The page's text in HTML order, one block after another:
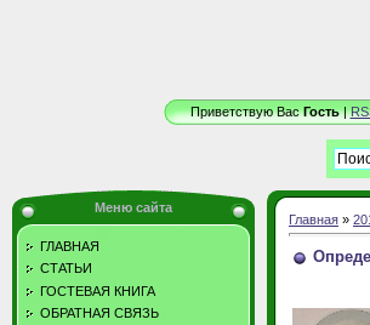
Приветствую Вас Гость|
Меню сайта
ГЛАВНАЯ
СТАТЬИ
ГОСТЕВАЯ КНИГА
ОБРАТНАЯ СВЯЗЬ
Главная »